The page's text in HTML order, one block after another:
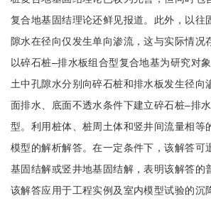
复合地基固结理论还鲜见报道。此外，以往
隙水在径向仅发生单向渗流，这与实际情况
以碎石桩–排水板组合型复合地基为研究对
土中孔隙水分别向碎石桩和排水板发生径向
面排水、底面不透水条件下建立碎石桩–排
型。利用桩体、桩周土体和竖井间流量相等
模型的解析解答。在一定条件下，该解答可
基固结解或竖井地基固结解，表明该解答的
该解答应用于工程实例及室内模型试验的沉